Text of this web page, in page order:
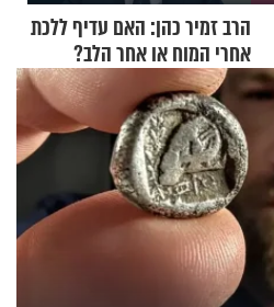
הרב זמיר כהן: האם עדיף ללכת
אחרי המוח או אחר הלב?